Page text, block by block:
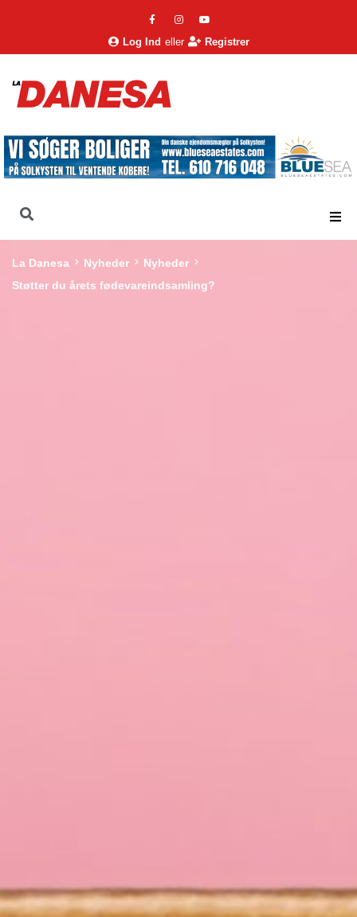
Log Ind eller Registrer
La Danesa Nyheder
Nyheder
Støtter du årets fødevareindsamling?